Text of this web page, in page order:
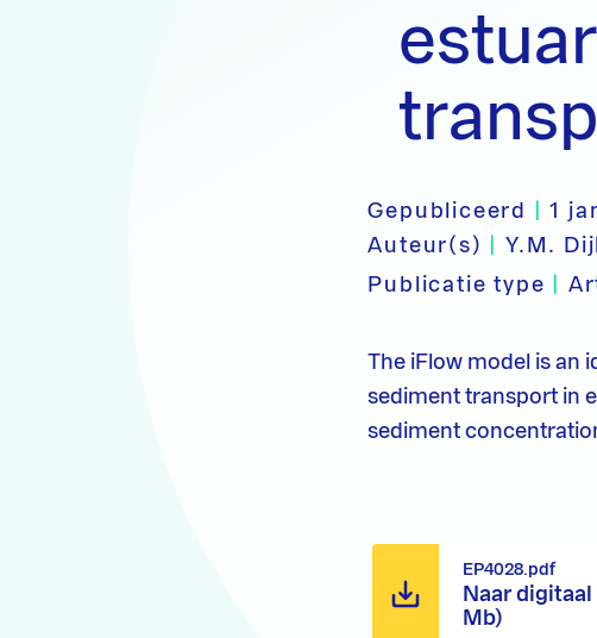
Gepubliceerd |1
Auteur(s)
Y.M.
Publicatie type
The iFlow model is an
sediment transport in
sediment
Naar digitaal
Mb)
EP4028.pdf